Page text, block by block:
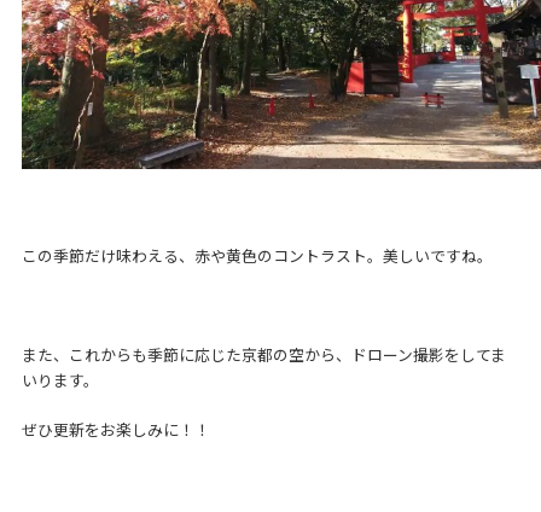
この季節だけ味わえる、赤や黄色のコントラスト。美しいですね。
また、これからも季節に応じた京都の空から、ドローン撮影をしてま
いります。
ぜひ更新をお楽しみに！！